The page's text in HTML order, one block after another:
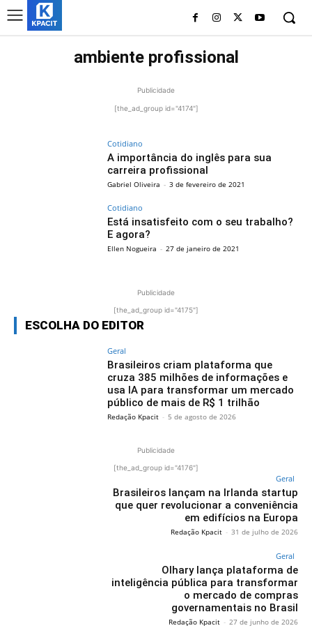
ambiente profissional
Publicidade
[the_ad_group id="4174"]
Cotidiano
A importância do inglês para sua
carreira profissional
Gabriel Oliveira - 3 de fevereiro de 2021
Cotidiano
Está insatisfeito com o seu trabalho?
E agora?
Ellen Nogueira - 27 de janeiro de 2021
Publicidade
[the_ad_group id="4175"]
ESCOLHA DO EDITOR
Geral
Brasileiros criam plataforma que
cruza 385 milhões de informações e
usa IA para transformar um mercado
público de mais de R$ 1 trilhão
Redação Kpacit - 5 de agosto de 2026
Publicidade
[the_ad_group id="4176"]
Geral
Brasileiros lançam na Irlanda startup
que quer revolucionar a conveniência
em edifícios na Europa
Redação Kpacit - 31 de julho de 2026
Geral
Olhary lança plataforma de
inteligência pública para transformar
o mercado de compras
governamentais no Brasil
Redação Kpacit - 27 de junho de 2026